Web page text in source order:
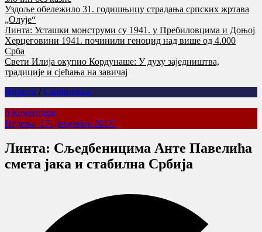
Уздоље обележило 31. годишњицу страдања српских жртава
„Олује“
Линта: Усташки монструми су 1941. у Пребиловцима и Доњој
Херцеговини 1941. починили геноцид над више од 4.000
Срба
Свети Илија окупио Кордунаше: У духу заједништва,
традиције и сјећања на завичај
Вијести / Саопштења
0 Коментари
Недеља, 17. децембар 2017.
Линта: Сљедбеницима Анте Павелића
смета јака и стабилна Србија